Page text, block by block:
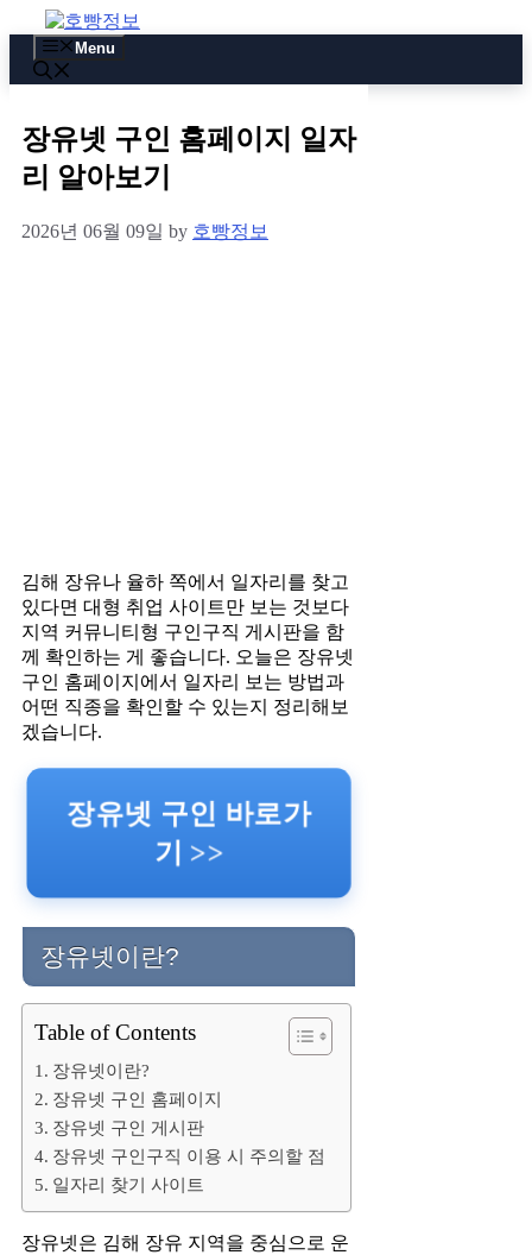
to
content
Menu
장유넷 구인 홈페이지 일자
리 알아보기
2026년 06월 09일 by 호빵정보
김해 장유나 율하 쪽에서 일자리를 찾고
있다면 대형 취업 사이트만 보는 것보다
지역 커뮤니티형 구인구직 게시판을 함
께 확인하는 게 좋습니다. 오늘은 장유넷
구인 홈페이지에서 일자리 보는 방법과
어떤 직종을 확인할 수 있는지 정리해보
겠습니다.
장유넷 구인 바로가
기 >>
장유넷이란?
Table of Contents
장유넷이란?
장유넷 구인 홈페이지
장유넷 구인 게시판
장유넷 구인구직 이용 시 주의할 점
일자리 찾기 사이트
장유넷은 김해 장유 지역을 중심으로 운